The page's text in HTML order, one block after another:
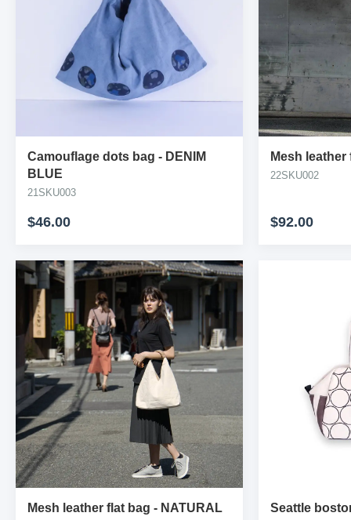
Camouflage dots bag - DENIM
BLUE
21SKU003
$46.00
Mesh leather
22SKU002
$92.00
Mesh leather flat bag - NATURAL Seattle